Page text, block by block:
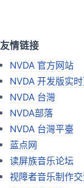
友情链接
NVDA 官方网站
NVDA 开发版实
NVDA 台灣
NVDA部落
NVDA 台灣平臺
蓝点网
读屏族音乐论坛
视障者音乐制作